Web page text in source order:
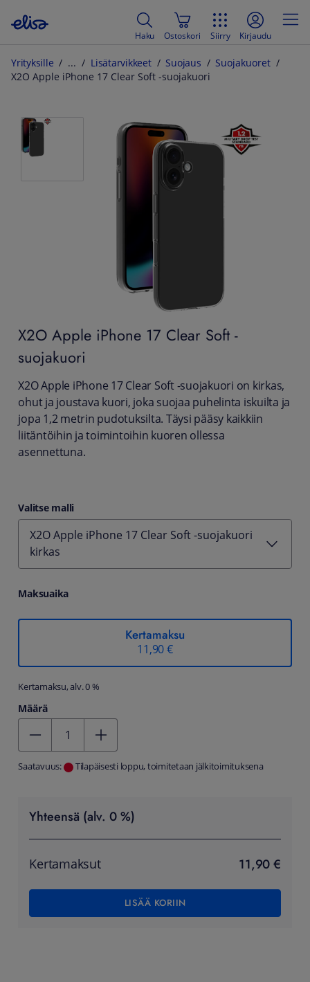
Haku Ostoskori Siirry Kirjaudu
Yrityksille Lisätarvikkeet Suojaus
Suojakuoret
X2O Apple iPhone 17 Clear Soft -suojakuori
X2O Apple iPhone 17 Clear Soft -
suojakuori
X2O Apple iPhone 17 Clear Soft -suojakuori on kirkas,
ohut ja joustava kuori, joka suojaa puhelinta iskuilta ja
jopa 1,2 metrin pudotuksilta. Täysi pääsy kaikkiin
liitäntöihin ja toimintoihin kuoren ollessa
asennettuna.
Valitse malli
X2O Apple iPhone 17 Clear Soft -suojakuori
kirkas
Maksuaika
Kertamaksu
11,90 €
Kertamaksu, alv. 0 %
Määrä
Saatavuus: Tilapäisesti loppu, toimitetaan jälkitoimituksena
Yhteensä (alv. 0 %)
Kertamaksut 11,90 €
LISÄÄ KORIIN